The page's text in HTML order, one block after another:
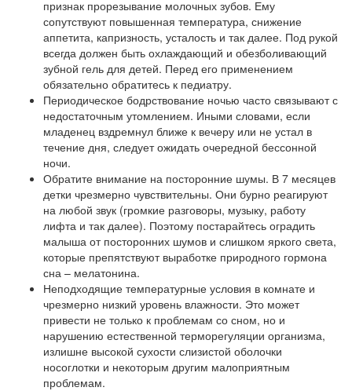
признак прорезывание молочных зубов. Ему
сопутствуют повышенная температура, снижение
аппетита, капризность, усталость и так далее. Под рукой
всегда должен быть охлаждающий и обезболивающий
зубной гель для детей. Перед его применением
обязательно обратитесь к педиатру.
Периодическое бодрствование ночью часто связывают с
недостаточным утомлением. Иными словами, если
младенец вздремнул ближе к вечеру или не устал в
течение дня, следует ожидать очередной бессонной
ночи.
Обратите внимание на посторонние шумы. В 7 месяцев
детки чрезмерно чувствительны. Они бурно реагируют
на любой звук (громкие разговоры, музыку, работу
лифта и так далее). Поэтому постарайтесь оградить
малыша от посторонних шумов и слишком яркого света,
которые препятствуют выработке природного гормона
сна – мелатонина.
Неподходящие температурные условия в комнате и
чрезмерно низкий уровень влажности. Это может
привести не только к проблемам со сном, но и
нарушению естественной терморегуляции организма,
излишне высокой сухости слизистой оболочки
носоглотки и некоторым другим малоприятным
проблемам.